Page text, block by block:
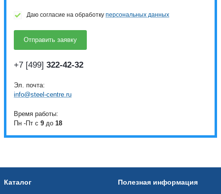
Даю согласие на обработку персональных данных
+7 [499] 322-42-32
Эл. почта:
info@steel-centre.ru
Время работы:
Пн -Пт с 9 до 18
Каталог Полезная информация